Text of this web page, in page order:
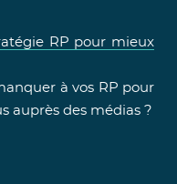
RP pour mieux
à vos RP pour
auprès des médias ?